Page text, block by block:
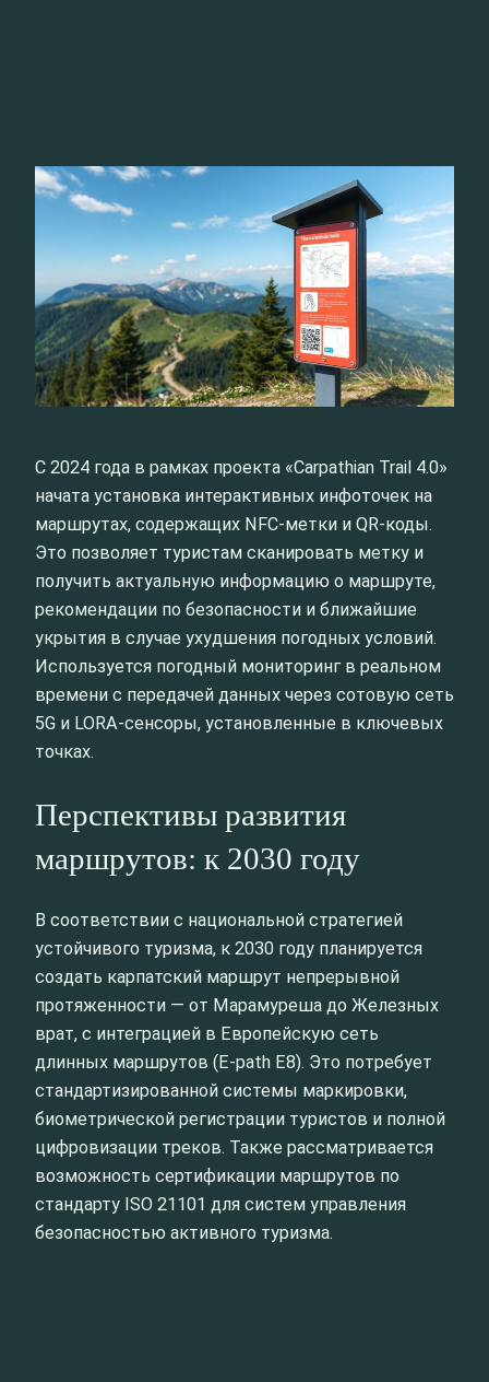
С 2024 года в рамках проекта «Carpathian Trail 4.0»
начата установка интерактивных инфоточек на
маршрутах, содержащих NFC-метки и QR-коды.
Это позволяет туристам сканировать метку и
получить актуальную информацию о маршруте,
рекомендации по безопасности и ближайшие
укрытия в случае ухудшения погодных условий.
Используется погодный мониторинг в реальном
времени с передачей данных через сотовую сеть
5G и LORA-сенсоры, установленные в ключевых
точках.
Перспективы развития
маршрутов: к 2030 году
В соответствии с национальной стратегией
устойчивого туризма, к 2030 году планируется
создать карпатский маршрут непрерывной
протяженности — от Марамуреша до Железных
врат, с интеграцией в Европейскую сеть
длинных маршрутов (E-path E8). Это потребует
стандартизированной системы маркировки,
биометрической регистрации туристов и полной
цифровизации треков. Также рассматривается
возможность сертификации маршрутов по
стандарту ISO 21101 для систем управления
безопасностью активного туризма.